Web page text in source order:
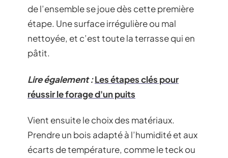
de l’ensemble se joue dès cette première
étape. Une surface irrégulière ou mal
nettoyée, et c’est toute la terrasse qui en
pâtit.
Lire également :Les étapes clés pour
réussir le forage d'un puits
Vient ensuite le choix des matériaux.
Prendre un bois adapté à l’humidité et aux
écarts de température, comme le teck ou